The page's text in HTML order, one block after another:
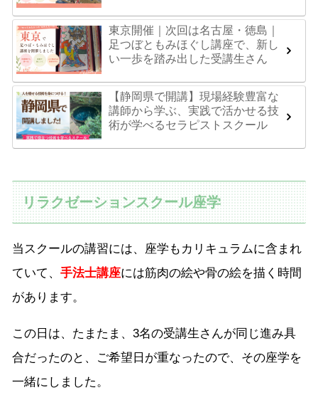
東京開催｜次回は名古屋・徳島｜
足つぼともみほぐし講座で、新し
い一歩を踏み出した受講生さん
【静岡県で開講】現場経験豊富な
講師から学ぶ、実践で活かせる技
術が学べるセラピストスクール
リラクゼーションスクール座学
当スクールの講習には、座学もカリキュラムに含まれ
ていて、 手法士講座には筋肉の絵や骨の絵を描く時間
があります。
この日は、たまたま、3名の受講生さんが同じ進み具
合だったのと、ご希望日が重なったので、その座学を
一緒にしました。